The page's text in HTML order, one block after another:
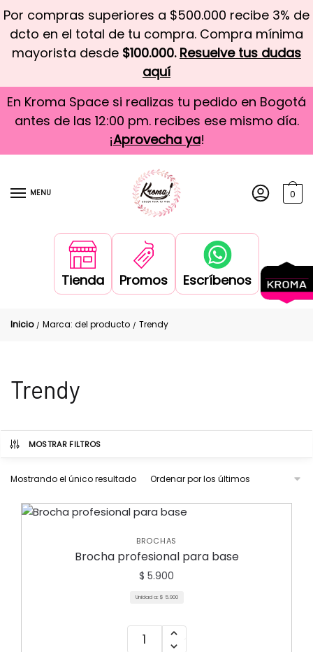
Por compras superiores a $500.000 recibe 3% de
dcto en el total de tu compra. Compra mínima
mayorista desde $100.000. Resuelve tus dudas
aquí
En Kroma Space si realizas tu pedido en Bogotá
antes de las 12:00 pm. recibes ese mismo día.
¡Aprovecha ya!
MENU 0
Tienda Promos Escríbenos
Inicio / Marca: del producto / Trendy
Trendy
MOSTRAR FILTROS
Mostrando el único resultado
BROCHAS
Brocha profesional para base
$ 5.900
Unidad a: $ 5.900